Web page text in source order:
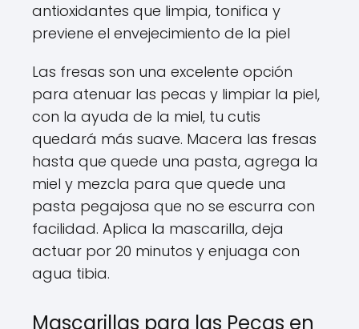
antioxidantes que limpia, tonifica y
previene el envejecimiento de la piel
Las fresas son una excelente opción
para atenuar las pecas y limpiar la piel,
con la ayuda de la miel, tu cutis
quedará más suave. Macera las fresas
hasta que quede una pasta, agrega la
miel y mezcla para que quede una
pasta pegajosa que no se escurra con
facilidad. Aplica la mascarilla, deja
actuar por 20 minutos y enjuaga con
agua tibia.
Mascarillas para las Pecas en